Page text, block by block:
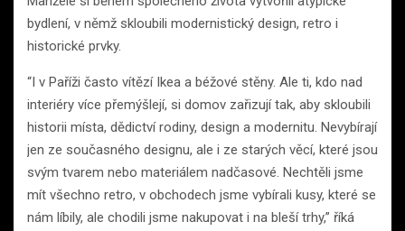
bydlení, v němž skloubili modernistický design, retro i
historické prvky.
“I v Paříži často vítězí Ikea a béžové stěny. Ale ti, kdo nad
interiéry více přemýšlejí, si domov zařizují tak, aby skloubili
historii místa, dědictví rodiny, design a modernitu. Nevybírají
jen ze současného designu, ale i ze starých věcí, které jsou
svým tvarem nebo materiálem nadčasové. Nechtěli jsme
mít všechno retro, v obchodech jsme vybírali kusy, které se
nám líbily, ale chodili jsme nakupovat i na bleší trhy,” říká